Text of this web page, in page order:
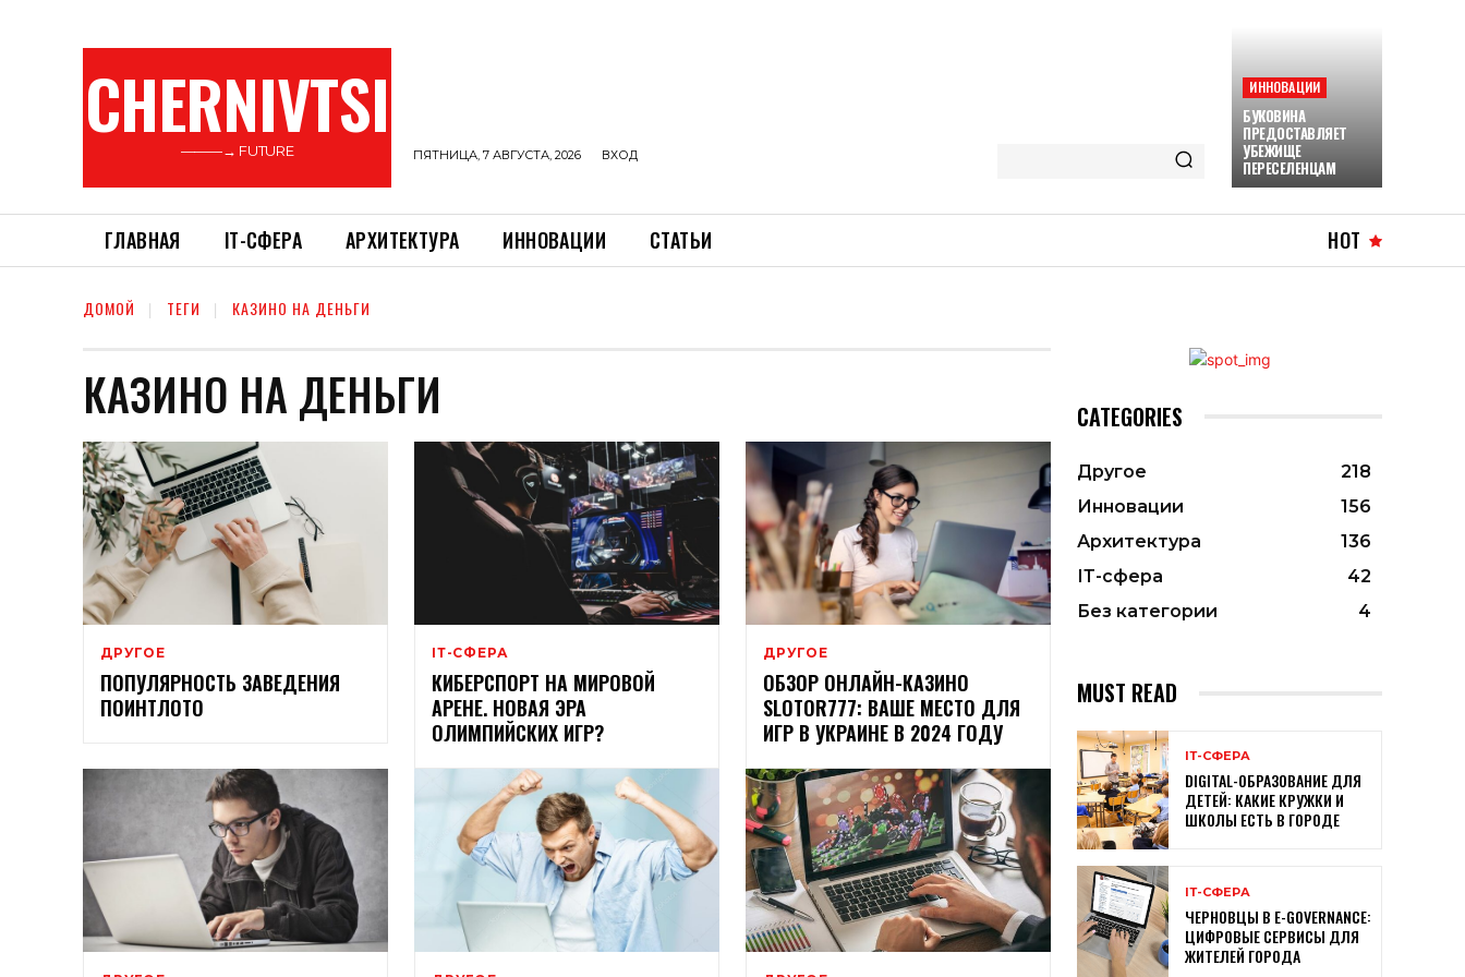
CHERNIVTSI
———→ FUTURE ПЯТНИЦА, 7 АВГУСТА, 2026 ВХОД
ИННОВАЦИИ
БУКОВИНА
ПРЕДОСТАВЛЯЕТ
УБЕЖИЩЕ
ПЕРЕСЕЛЕНЦАМ
ГЛАВНАЯ ІТ-СФЕРА АРХИТЕКТУРА ИННОВАЦИИ СТАТЬИ HOT
ДОМОЙ ТЕГИ КАЗИНО НА ДЕНЬГИ
КАЗИНО НА ДЕНЬГИ
ДРУГОЕ
ПОПУЛЯРНОСТЬ ЗАВЕДЕНИЯ
ПОИНТЛОТО
ІТ-СФЕРА
КИБЕРСПОРТ НА МИРОВОЙ
АРЕНЕ. НОВАЯ ЭРА
ОЛИМПИЙСКИХ ИГР?
ДРУГОЕ
ОБЗОР ОНЛАЙН-КАЗИНО
SLOTOR777: ВАШЕ МЕСТО ДЛЯ
ИГР В УКРАИНЕ В 2024 ГОДУ
CATEGORIES
Другое
218
Инновации
156
Архитектура
136
ІТ-сфера
42
Без категории
4
MUST READ
ІТ-СФЕРА
DIGITAL-ОБРАЗОВАНИЕ ДЛЯ
ДЕТЕЙ: КАКИЕ КРУЖКИ И
ШКОЛЫ ЕСТЬ В ГОРОДЕ
ІТ-СФЕРА
ЧЕРНОВЦЫ В E-GOVERNANCE:
ЦИФРОВЫЕ СЕРВИСЫ ДЛЯ
ЖИТЕЛЕЙ ГОРОДА